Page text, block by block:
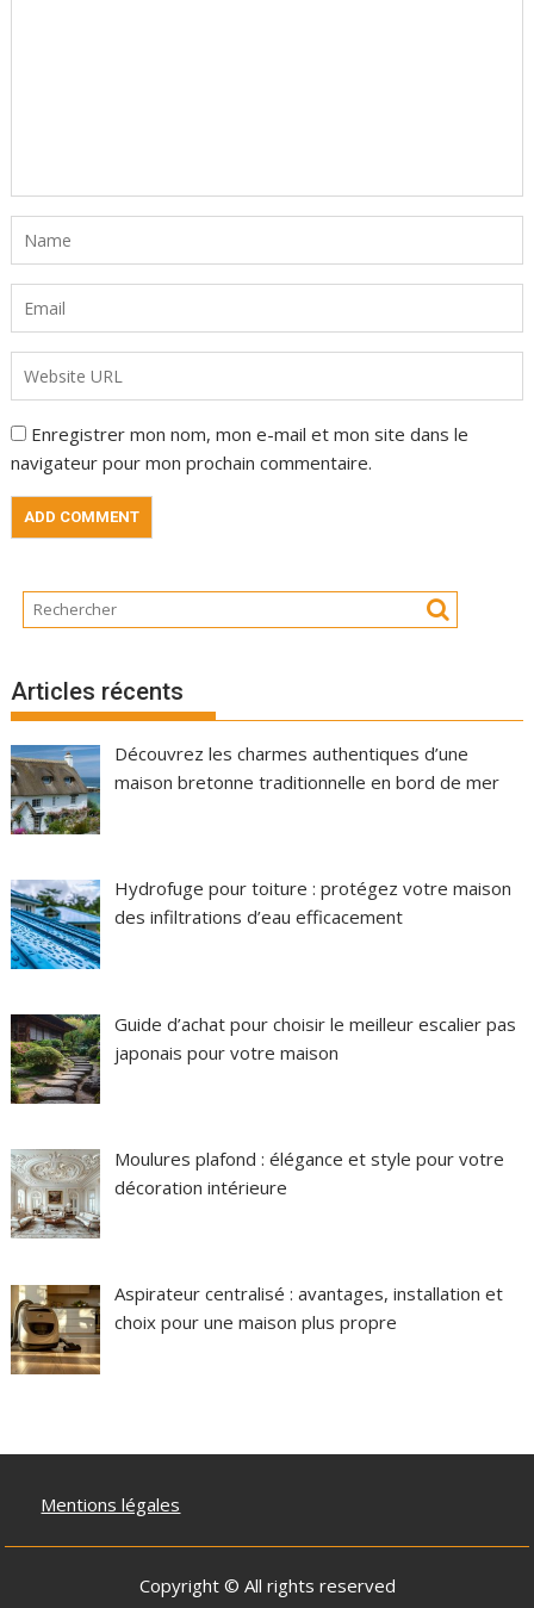
Enregistrer mon nom, mon e-mail et mon site dans le
navigateur pour mon prochain commentaire.
Articles récents
Découvrez les charmes authentiques d’une
maison bretonne traditionnelle en bord de mer
Hydrofuge pour toiture : protégez votre maison
des infiltrations d’eau efficacement
Guide d’achat pour choisir le meilleur escalier pas
japonais pour votre maison
Moulures plafond : élégance et style pour votre
décoration intérieure
Aspirateur centralisé : avantages, installation et
choix pour une maison plus propre
Mentions légales
Copyright © All rights reserved